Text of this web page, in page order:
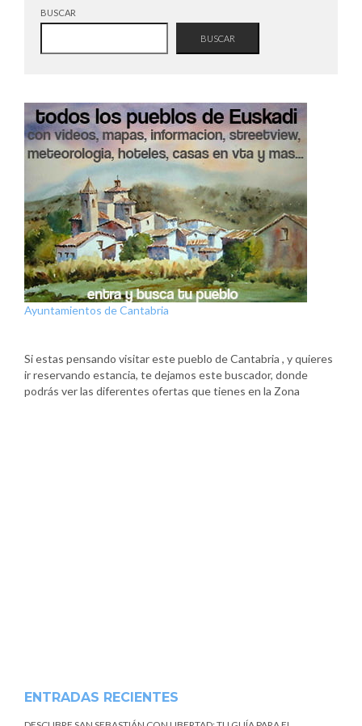
BUSCAR
BUSCAR
Ayuntamientos de Cantabria
Si estas pensando visitar este pueblo de Cantabria , y quieres
ir reservando estancia, te dejamos este buscador, donde
podrás ver las diferentes ofertas que tienes en la Zona
ENTRADAS RECIENTES